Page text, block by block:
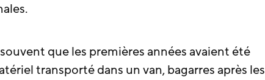
que les premières années avaient été
transporté dans un van, bagarres après les